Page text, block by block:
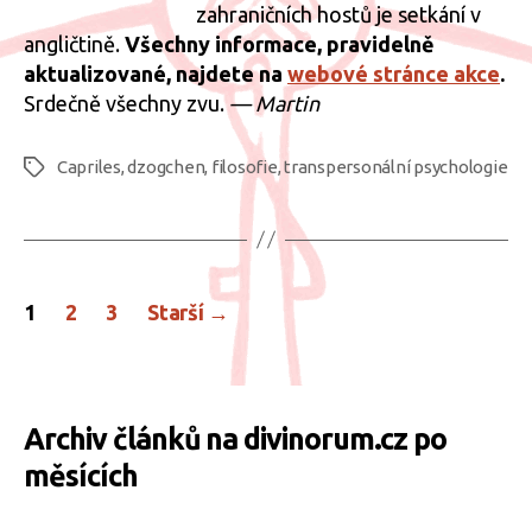
zahraničních hostů je setkání v
angličtině. Všechny informace, pravidelně
aktualizované, najdete na webové stránce akce.
Srdečně všechny zvu.— Martin
ŠtítkyCapriles,dzogchen, filosofie,transpersonální psychologie
Stránkování
1 2 3 Starší →
Archiv článků na divinorum.cz po
měsících